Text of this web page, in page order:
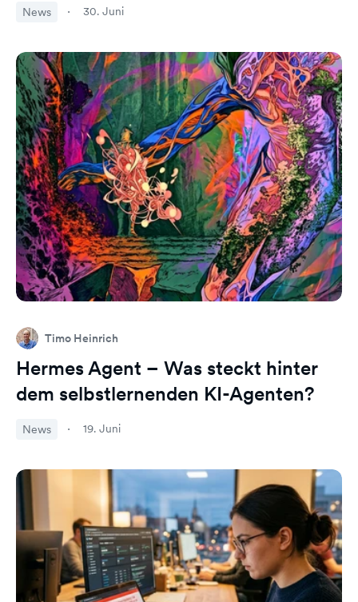
News 30. Juni
Timo Heinrich
Hermes Agent – Was steckt hinter
dem selbstlernenden KI-Agenten?
News 19. Juni